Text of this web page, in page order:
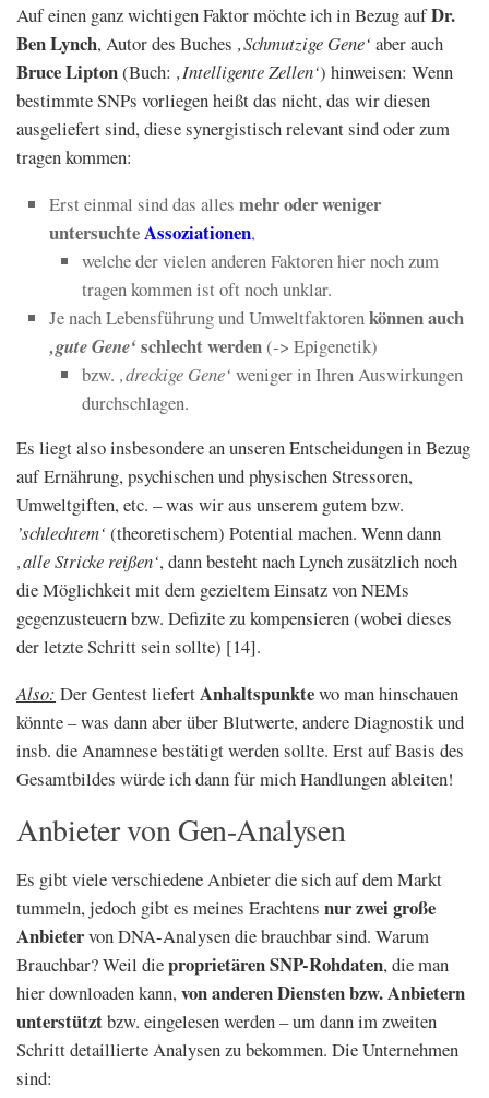
Auf einen ganz wichtigen Faktor möchte ich in Bezug aufDr.
Ben Lynch, Autor des Buches ‚Schmutzige Gene‘ aber auch
Bruce Lipton(Buch: ‚Intelligente Zellen‘) hinweisen: Wenn
bestimmte SNPs vorliegen heißt das nicht, das wir diesen
ausgeliefert sind, diese synergistisch relevant sind oder zum
tragen kommen:
Erst einmal sind das alles mehr oder weniger
untersuchteAssoziationen,
welche der vielen anderen Faktoren hier noch zum
tragen kommen ist oft noch unklar.
Je nach Lebensführung und Umweltfaktorenkönnen auch
‚gute Gene‘schlecht werden(-> Epigenetik)
bzw. ‚dreckige Gene‘ weniger in Ihren Auswirkungen
durchschlagen.
Es liegt also insbesondere an unseren Entscheidungen in Bezug
auf Ernährung, psychischen und physischen Stressoren,
Umweltgiften, etc. – was wir aus unserem gutem bzw.
’schlechtem‘ (theoretischem) Potential machen. Wenn dann
‚alle Stricke reißen‘, dann besteht nach Lynch zusätzlich noch
die Möglichkeit mit dem gezieltem Einsatz von NEMs
gegenzusteuern bzw. Defizite zu kompensieren (wobei dieses
der letzte Schritt sein sollte) [14].
Also: Der Gentest liefertAnhaltspunktewo man hinschauen
könnte – was dann aber über Blutwerte, andere Diagnostik und
insb. die Anamnese bestätigt werden sollte. Erst auf Basis des
Gesamtbildes würde ich dann für mich Handlungen ableiten!
Anbieter von Gen-Analysen
Es gibt viele verschiedene Anbieter die sich auf dem Markt
tummeln, jedoch gibt es meines Erachtens nur zwei große
Anbietervon DNA-Analysen die brauchbar sind. Warum
Brauchbar? Weil dieproprietären SNP-Rohdaten, die man
hier downloaden kann,vonanderen Diensten bzw. Anbietern
unterstütztbzw. eingelesen werden – um dann im zweiten
Schritt detaillierte Analysen zu bekommen. Die Unternehmen
sind: